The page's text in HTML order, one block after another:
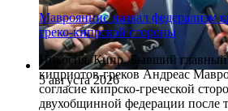
5 августа 2026
Маврояннис назвал федерализм
греко-кипрской стороны
Никосия, Кипр. Бывший
киприотов-греков Андреас
согласие кипрско-греческой
двухобщинной федерации после